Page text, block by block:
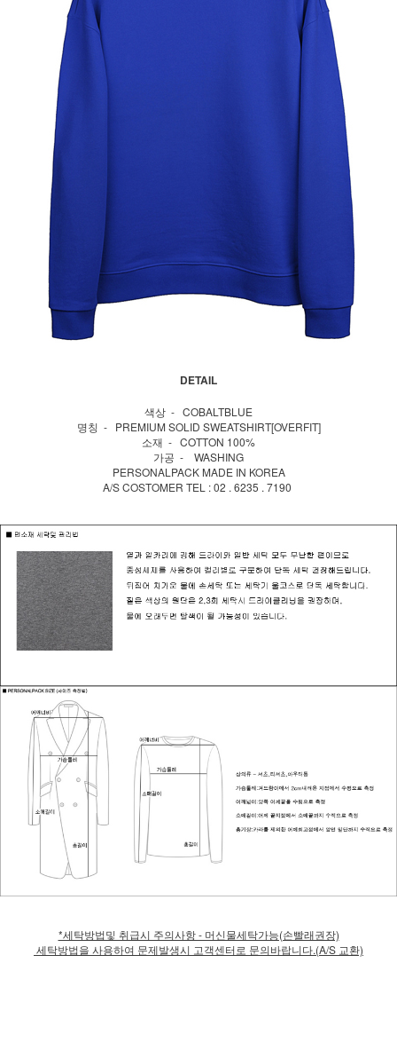
DETAIL
색상 - COBALTBLUE
명칭 - PREMIUM SOLID SWEATSHIRT[OVERFIT]
소재 - COTTON 100%
가공 - WASHING
PERSONALPACK MADE IN KOREA
A/S COSTOMER TEL : 02 . 6235 . 7190
*세탁방법및 취급시 주의사항 - 머신물세탁가능(손빨래권장)
세탁방법을 사용하여 문제발생시 고객센터로 문의바랍니다.(A/S 교환)